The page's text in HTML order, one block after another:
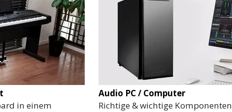
in einem
Audio PC / Computer
Richtige & wichtige Komponenten